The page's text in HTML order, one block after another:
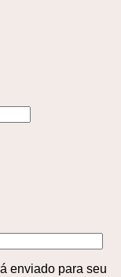
enviado para seu